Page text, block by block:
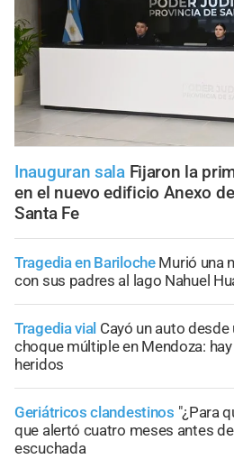
Inauguran sala Fijaron la
en el nuevo edificio Anexo
Santa Fe
Tragedia en Bariloche Murió una
con sus padres al lago Nahuel
Tragedia vial Cayó un auto
choque múltiple en Mendoza:
heridos
Geriátricos clandestinos "¿Para
que alertó cuatro meses antes
escuchada